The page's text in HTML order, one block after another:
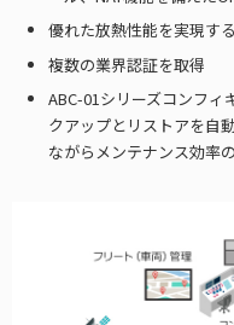
優れた放熱性能を実現す
複数の業界認証を取得
ABC-01シリーズコンフィ
クアップとリストアを自
ながらメンテナンス効率